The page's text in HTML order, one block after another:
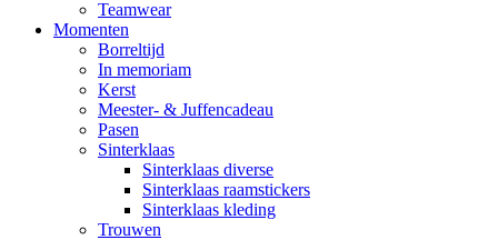
Teamwear
Momenten
Borreltijd
In memoriam
Kerst
Meester- & Juffencadeau
Pasen
Sinterklaas
Sinterklaas diverse
Sinterklaas raamstickers
Sinterklaas kleding
Trouwen